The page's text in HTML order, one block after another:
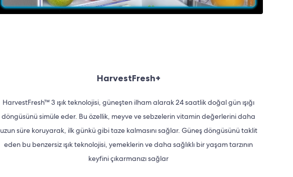
HarvestFresh+
HarvestFresh™ 3 ışık teknolojisi, güneşten ilham alarak 24 saatlik doğal gün ışığı
döngüsünü simüle eder. Bu özellik, meyve ve sebzelerin vitamin değerlerini daha
uzun süre koruyarak, ilk günkü gibi taze kalmasını sağlar. Güneş döngüsünü taklit
eden bu benzersiz ışık teknolojisi, yemeklerin ve daha sağlıklı bir yaşam tarzının
keyfini çıkarmanızı sağlar